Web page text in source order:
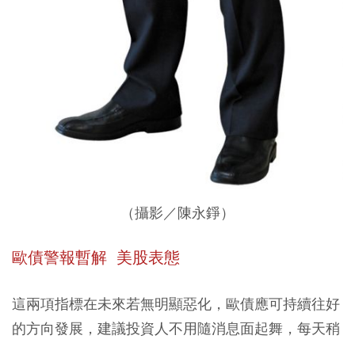
（攝影／陳永錚）
歐債警報暫解 美股表態
這兩項指標在未來若無明顯惡化，歐債應可持續往好
的方向發展，建議投資人不用隨消息面起舞，每天稍